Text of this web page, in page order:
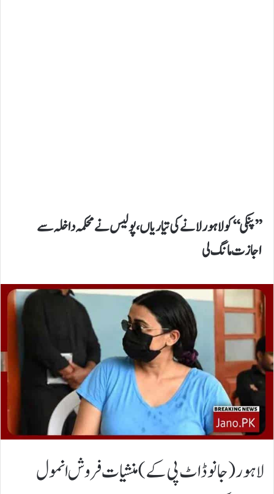
’’پنکی‘‘کولاہورلانے کی تیاریاں،پولیس نے محکمہ داخلہ سے
اجازت مانگ لی
لاہور(جانوڈاٹ پی کے)منشیات فروش انمول